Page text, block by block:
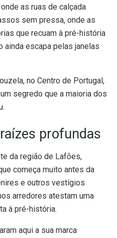
as ruas de calçada
sem pressa, onde as
que recuam à pré-história
ainda escapa pelas janelas
no Centro de Portugal,
segredo que a maioria dos
profundas
da região de Lafões,
começa muito antes da
e outros vestígios
arredores atestam uma
à pré-história.
aqui a sua marca